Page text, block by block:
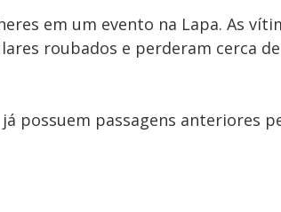
em um evento na Lapa. As
roubados e perderam cerca de
possuem passagens anteriores